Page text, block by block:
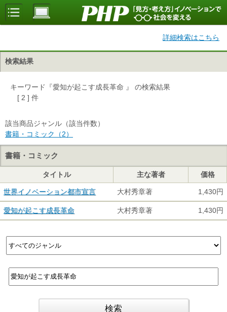
詳細検索はこちら
検索結果
キーワード『愛知が起こす成長革命 』 の検索結果
[ 2 ] 件
該当商品ジャンル（該当件数）
書籍・コミック（2）
書籍・コミック
タイトル 主な著者 価格
世界イノベーション都市宣言 大村秀章著 1,430円
愛知が起こす成長革命 大村秀章著 1,430円